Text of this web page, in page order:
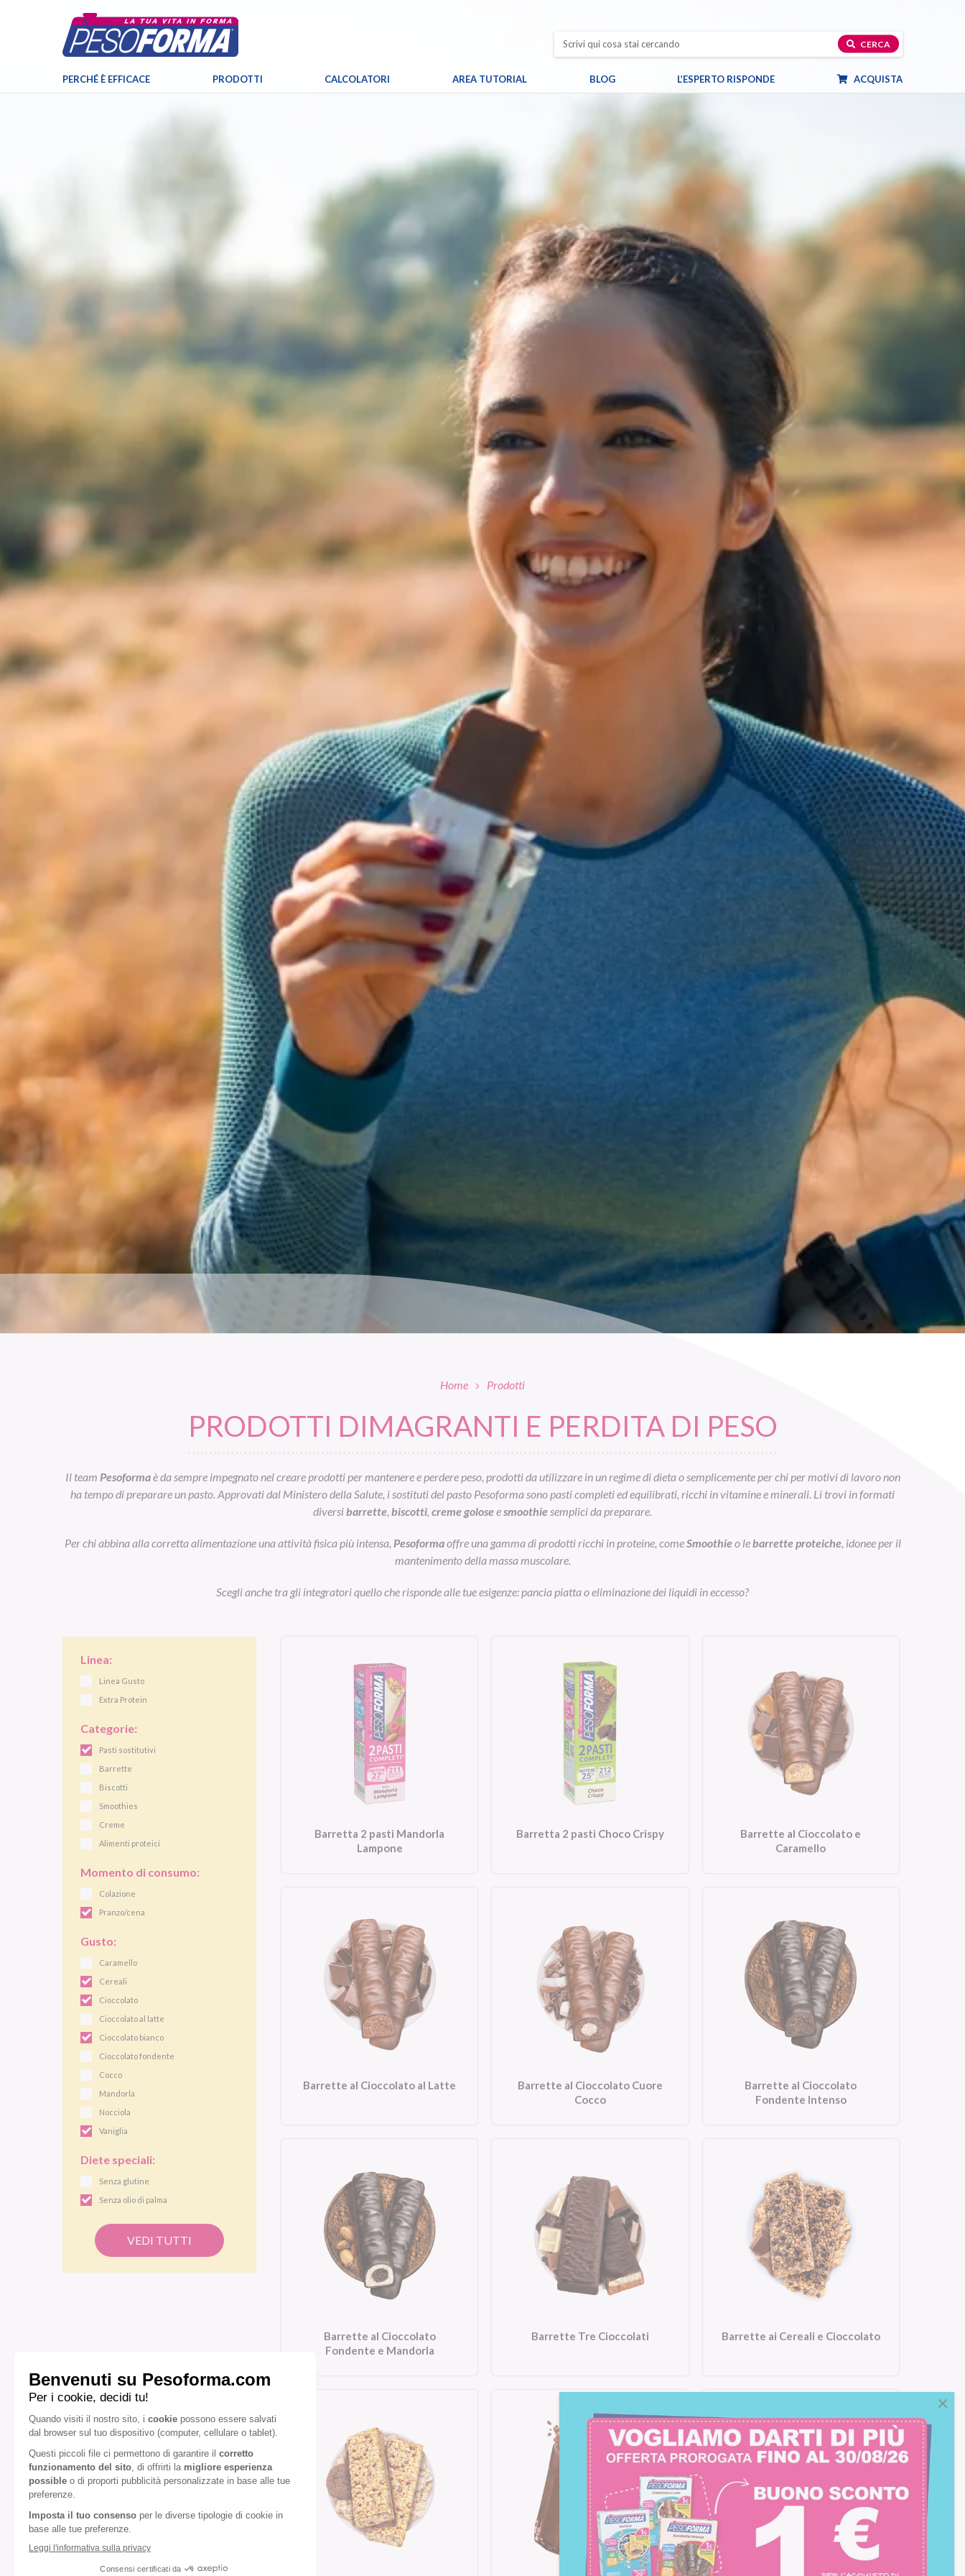
CERCA
PERCHÉ È EFFICACE PRODOTTI CALCOLATORI AREA TUTORIAL BLOG L’ESPERTO RISPONDE ACQUISTA
Home Prodotti
PRODOTTI DIMAGRANTI E PERDITA DI PESO
Il team Pesoformaè da sempre impegnato nel creare prodotti per mantenere e perdere peso, prodotti da utilizzare in un regime di dieta o semplicemente per chi per motivi di lavoro non
ha tempo di preparare un pasto. Approvati dal Ministero della Salute, i sostituti del pasto Pesoforma sono pasti completi ed equilibrati, ricchi in vitamine e minerali. Li trovi in formati
diversi barrette biscotti creme golose e smoothie semplici da preparare.
Per chi abbina alla corretta alimentazione una attività fisica più intensa, Pesoformaoffre una gamma di prodotti ricchi in proteine, come Smoothie o le barrette proteiche , idonee per il
mantenimento della massa muscolare.
Scegli anche tra gli integratori quello che risponde alle tue esigenze: pancia piatta o eliminazione dei liquidi in eccesso?
Linea:
Linea Gusto
Extra Protein
Categorie:
Pasti sostitutivi
Barrette
Biscotti
Smoothies
Creme
Alimenti proteici
Momento di consumo:
Colazione
Pranzo/cena
Gusto:
Caramello
Cereali
Cioccolato
Cioccolato al latte
Cioccolato bianco
Cioccolato fondente
Cocco
Mandorla
Nocciola
Vaniglia
Diete speciali:
Senza glutine
Senza olio di palma
VEDI TUTTI
Barretta 2 pasti Mandorla
Lampone
Barretta 2 pasti Choco Crispy
Barrette al Cioccolato e
Caramello
Barrette al Cioccolato al Latte
Barrette al Cioccolato Cuore
Cocco
Barrette al Cioccolato
Fondente Intenso
Barrette al Cioccolato
Fondente e Mandorla
Barrette Tre Cioccolati Barrette ai Cereali e Cioccolato